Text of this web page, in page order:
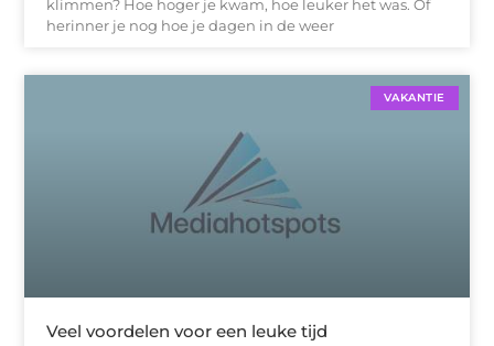
klimmen? Hoe hoger je kwam, hoe leuker het was. Of
herinner je nog hoe je dagen in de weer
VAKANTIE
Veel voordelen voor een leuke tijd